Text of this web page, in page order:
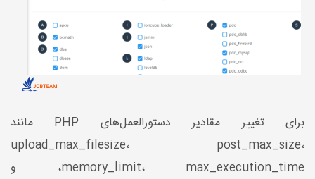
برای تغییر مقادیر دستورالعمل‌های PHP مانند
upload_max_filesize، post_max_size،
memory_limit، max_execution_time، و